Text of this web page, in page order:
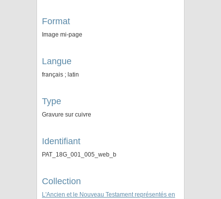
Format
Image mi-page
Langue
français ; latin
Type
Gravure sur cuivre
Identifiant
PAT_18G_001_005_web_b
Collection
L'Ancien et le Nouveau Testament représentés en